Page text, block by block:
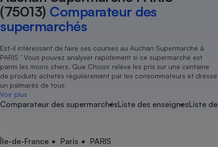
(75013) Comparateur des
supermarchés
Est-il intéressant de faire ses courses au Auchan Supermarché à
PARIS ’ Vous pouvez analyser rapidement si ce supermarché est
parmi les moins chers. Que Choisir relève les prix sur une centaine
de produits achetés régulièrement par les consommateurs et dresse
un palmarès de tous
Voir plus
Comparateur des supermarchésListe des enseignesListe
Île-de-France Paris PARIS
Agriculture
Achat - Vente - Location
Magasin - Grande surface
Marketing - Fidélisation
Système judiciaire
Air
Eau
Achat - Vente - Travaux
Location
Sport
Vacances - Tourisme
électrique
Démarche administrative
Senior
Service marchand
Transport aérien
Enquêtes
Guides d'achat
Conseils
Brèves
Soumettre un litige
Lettres types
Rencontrer une association locale
Nos actions
Nos grandes victoires
Les billets de la présidente
Nos associations locales
Nous rejoindre
En savoir plus sur Que Choisir Ensemble
?
Nos missions
Notre méthodologie
Notre financement
Nos partenaires
Nous rejoindre